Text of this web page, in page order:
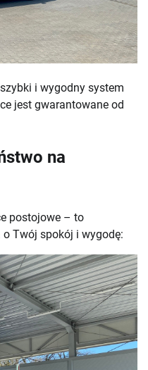
i wygodny system
jest gwarantowane od
na
postojowe – to
o Twój spokój i wygodę: